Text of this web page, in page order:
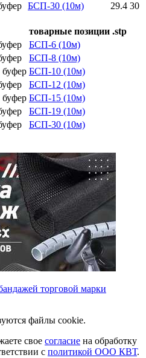
БСП-30 (10м) 29.4 30
товарные позиции .stp
БСП-6 (10м)
БСП-8 (10м)
БСП-10 (10м)
БСП-12 (10м)
БСП-15 (10м)
БСП-19 (10м)
БСП-30 (10м)
торговой марки
файлы cookie.
свое согласие на обработку
с политикой ООО КВТ.